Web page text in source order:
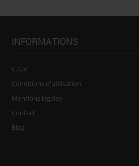
INFORMATIONS
C.G.V.
Conditions d'utilisation
Mentions légales
Contact
Blog